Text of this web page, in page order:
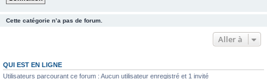
Cette catégorie n’a pas de forum.
Aller à
QUI EST EN LIGNE
Utilisateurs parcourant ce forum : Aucun utilisateur enregistré et 1 invité